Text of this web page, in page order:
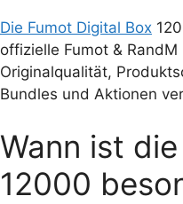
Die Fumot Digital Box
offizielle Fumot &
Originalqualität,
Bundles und Aktionen
Wann ist
12000